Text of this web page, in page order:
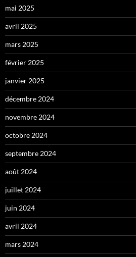
mai 2025
avril 2025
mars 2025
février 2025
janvier 2025
décembre 2024
novembre 2024
octobre 2024
septembre 2024
août 2024
juillet 2024
juin 2024
avril 2024
mars 2024